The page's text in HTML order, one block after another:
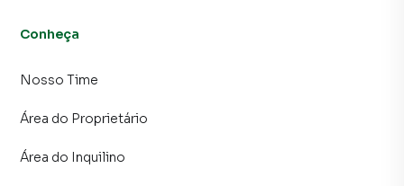
Conheça
Nosso Time
Área do Proprietário
Área do Inquilino